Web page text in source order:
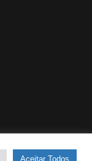
Aceitar Todos